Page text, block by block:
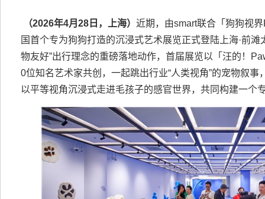
（2026年4月 28 日， 上海） 近期，由smart联合「狗狗视
国首个专为狗狗打造的沉浸式艺术展览正式登陆上海·前滩
物友好”出行理念的重磅落地动作，首届展览以「汪的！
0位知名艺术家共创，一起跳出行业“人类视角”的宠物叙
以平等视角沉浸式走进毛孩子的感官世界，共同构建一个